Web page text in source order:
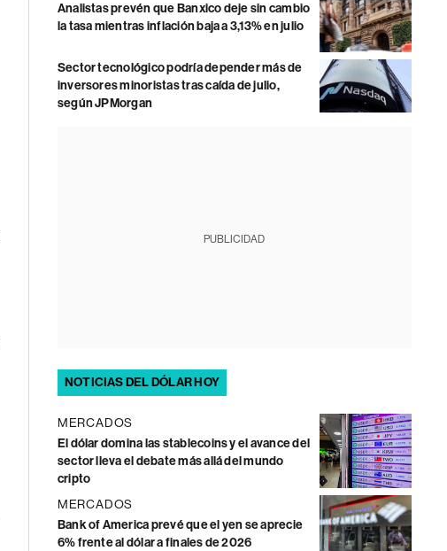
Analistas prevén que Banxico deje sin cambio
la tasa mientras inflación baja a 3,13% en julio
Sector tecnológico podría depender más de
inversores minoristas tras caída de julio,
según JPMorgan
PUBLICIDAD
NOTICIAS DEL DÓLAR HOY
MERCADOS
El dólar domina las stablecoins y el avance del
sector lleva el debate más allá del mundo
cripto
MERCADOS
Bank of America prevé que el yen se aprecie
6% frente al dólar a finales de 2026